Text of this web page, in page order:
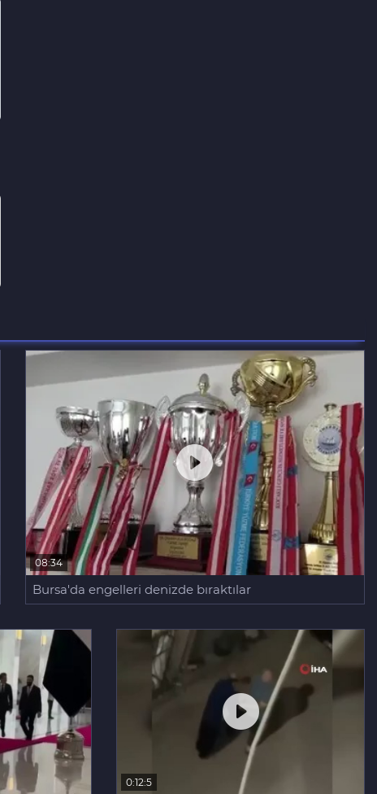
08:34
Bursa'da engelleri denizde bıraktılar
0:12:5